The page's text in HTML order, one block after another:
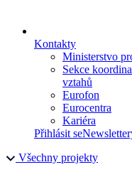
Kontakty
Ministerstvo
Sekce
vztahů
Eurofon
Eurocentra
Kariéra
Přihlásit se
Všechny projekty